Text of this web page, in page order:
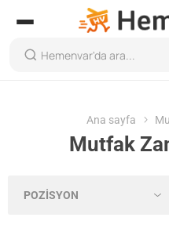
Ana sayfa
Mutfak